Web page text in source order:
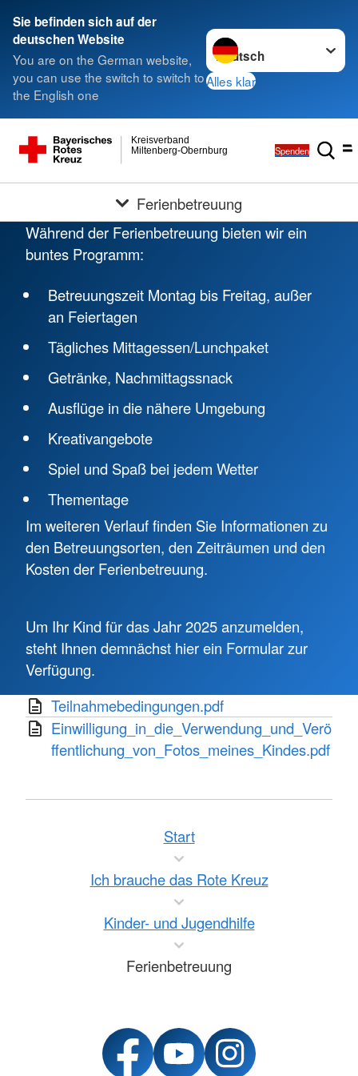
Sie befinden sich auf der
deutschen Website
You are on the German website,
you can use the switch to switch to
the English one
Sprache wechseln zu
Alles klar
Miltenberg-Obernburg
Kreisverband
Spenden
Ferienbetreuung
Während der Ferienbetreuung bieten wir ein
buntes Programm:
Betreuungszeit Montag bis Freitag, außer
an Feiertagen
Tägliches Mittagessen/Lunchpaket
Getränke, Nachmittagssnack
Ausflüge in die nähere Umgebung
Kreativangebote
Spiel und Spaß bei jedem Wetter
Thementage
Im weiteren Verlauf finden Sie Informationen zu
den Betreuungsorten, den Zeiträumen und den
Kosten der Ferienbetreuung.
Um Ihr Kind für das Jahr 2025 anzumelden,
steht Ihnen demnächst hier ein Formular zur
Verfügung.
Teilnahmebedingungen.pdf
Einwilligung_in_die_Verwendung_und_Verö
ffentlichung_von_Fotos_meines_Kindes.pdf
Start
Ich brauche das Rote Kreuz
Kinder- und Jugendhilfe
Ferienbetreuung